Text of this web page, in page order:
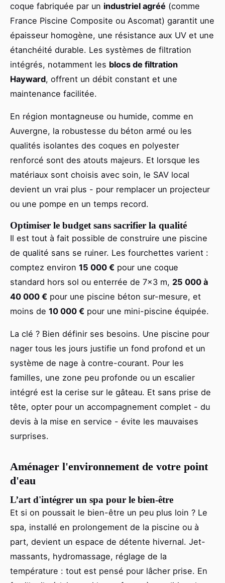
coque fabriquée par un industriel agréé (comme
France Piscine Composite ou Ascomat) garantit une
épaisseur homogène, une résistance aux UV et une
étanchéité durable. Les systèmes de filtration
intégrés, notamment les blocs de filtration
Hayward, offrent un débit constant et une
maintenance facilitée.
En région montagneuse ou humide, comme en
Auvergne, la robustesse du béton armé ou les
qualités isolantes des coques en polyester
renforcé sont des atouts majeurs. Et lorsque les
matériaux sont choisis avec soin, le SAV local
devient un vrai plus - pour remplacer un projecteur
ou une pompe en un temps record.
Optimiser le budget sans sacrifier la qualité
Il est tout à fait possible de construire une piscine
de qualité sans se ruiner. Les fourchettes varient :
comptez environ 15 000 € pour une coque
standard hors sol ou enterrée de 7x3 m, 25 000 à
40 000 € pour une piscine béton sur-mesure, et
moins de 10 000 € pour une mini-piscine équipée.
La clé ? Bien définir ses besoins. Une piscine pour
nager tous les jours justifie un fond profond et un
système de nage à contre-courant. Pour les
familles, une zone peu profonde ou un escalier
intégré est la cerise sur le gâteau. Et sans prise de
tête, opter pour un accompagnement complet - du
devis à la mise en service - évite les mauvaises
surprises.
Aménager l'environnement de votre point
d'eau
L’art d'intégrer un spa pour le bien-être
Et si on poussait le bien-être un peu plus loin ? Le
spa, installé en prolongement de la piscine ou à
part, devient un espace de détente hivernal. Jet-
massants, hydromassage, réglage de la
température : tout est pensé pour lâcher prise. En